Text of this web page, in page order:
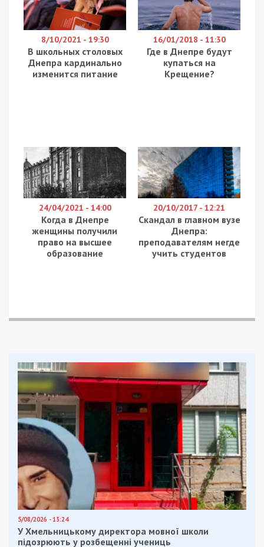
українців ця фірма відома під назвою monobank.
Про це повідомляє 49000.
Для Вищого антикорупційного суду він розповів
історію про те, що “ФІНТЕХ БЕНД”, серед
засновників якої він був, вимагає повернути
гроші. Проте якщо він заплатить власними
коштами, то тоді постраждає нібито
фінансування безпілотників з назвою його
Тому колишній топ менеджер ПриватБанку
просив “скасувати запобіжний захід та повернути
заставу”.
Прокурор засумнівався у добрих намірах Яценко,
бо той може підтримувати ЗСУ через “Армію
дронів”, або іншу державну програму з Австрії, де
зараз перебуває. Проте просить “повернути ці